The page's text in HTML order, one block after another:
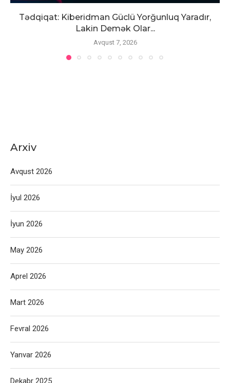
Tədqiqat: Kiberidman Güclü Yorğunluq Yaradır,
Lakin Demək Olar...
Avqust 7, 2026
Arxiv
Avqust 2026
İyul 2026
İyun 2026
May 2026
Aprel 2026
Mart 2026
Fevral 2026
Yanvar 2026
Dekabr 2025